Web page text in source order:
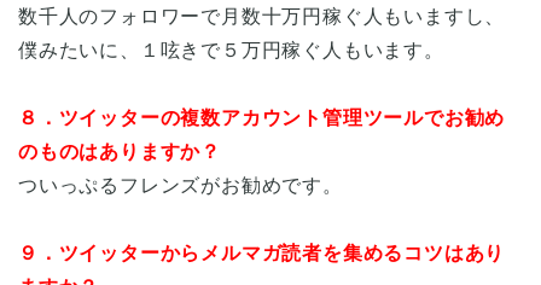
数千人のフォロワーで月数十万円稼ぐ人もいますし、
僕みたいに、１呟きで５万円稼ぐ人もいます。
８．ツイッターの複数アカウント管理ツールでお勧め
のものはありますか？
ついっぷるフレンズがお勧めです。
９．ツイッターからメルマガ読者を集めるコツはあり